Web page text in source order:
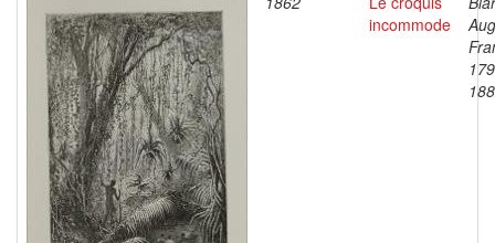
incommode